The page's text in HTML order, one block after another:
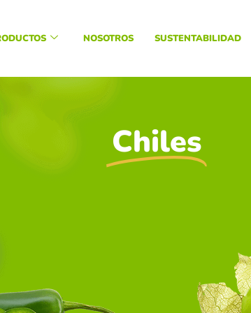
NOSOTROS SUSTENTABILIDAD
Chiles